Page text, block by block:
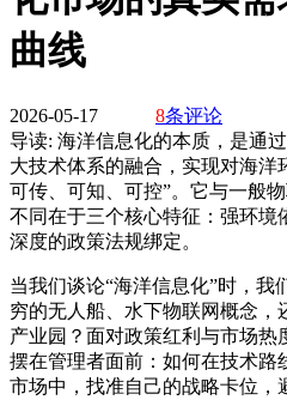
曲线
2026-05-17 8条评论
导读: 海洋信息化的本质，是通
大技术体系的融合，实现对海洋
可传、可知、可控”。它与一般
不同在于三个核心特征：强环境
深度的政策法规绑定。
当我们谈论“海洋信息化”时，我
穷的无人船、水下物联网概念
产业园？面对政策红利与市场热
摆在管理者面前：如何在技术路
市场中，找准自己的战略卡位，